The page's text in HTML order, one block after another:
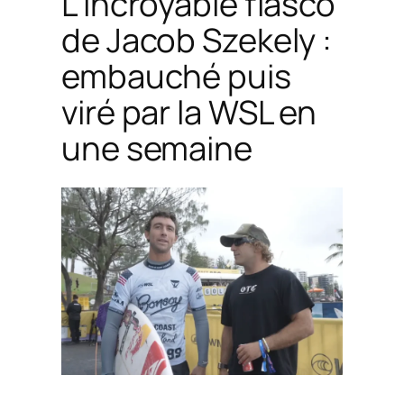
de Jacob Szekely :
embauché puis
viré par la WSL en
une semaine